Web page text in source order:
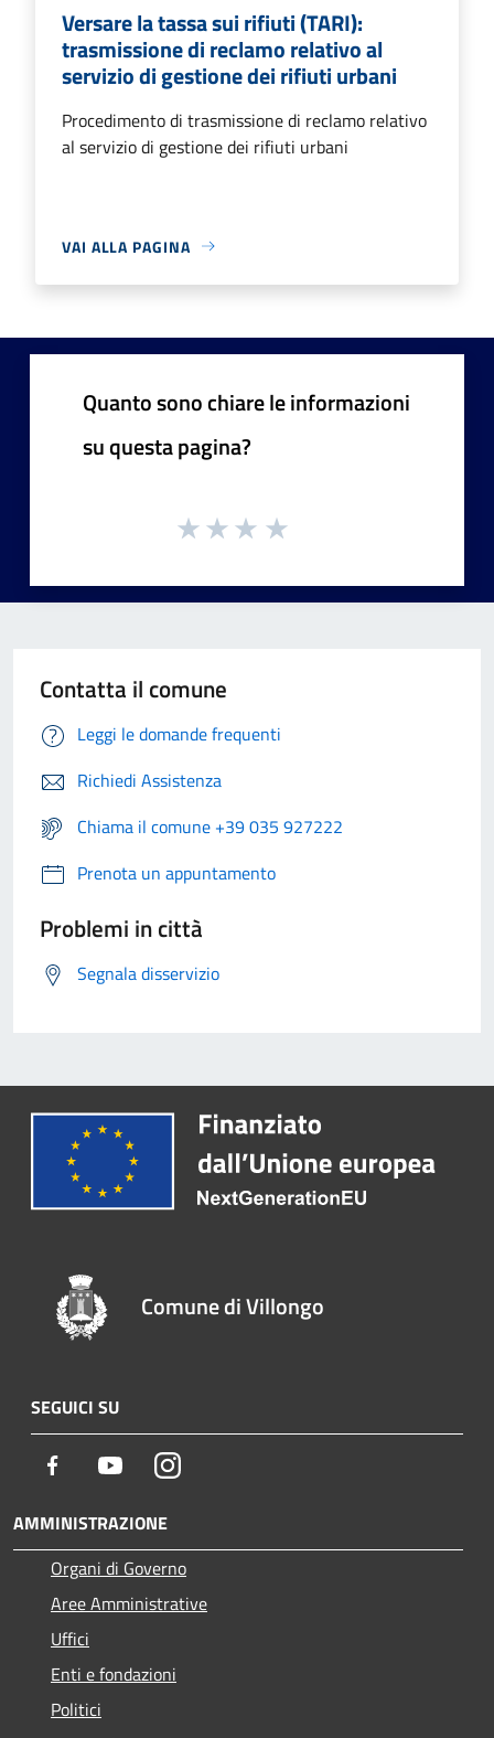
Versare la tassa sui rifiuti (TARI):
trasmissione di reclamo relativo al
servizio di gestione dei rifiuti urbani
Procedimento di trasmissione di reclamo relativo
al servizio di gestione dei rifiuti urbani
VAI ALLA PAGINA
Quanto sono chiare le informazioni
su questa pagina?
Contatta il comune
Leggi le domande frequenti
Richiedi Assistenza
Chiama il comune +39 035 927222
Prenota un appuntamento
Problemi in città
Segnala disservizio
Comune di Villongo
SEGUICI SU
Facebook YoutubeInstagram
AMMINISTRAZIONE
Organi di Governo
Aree Amministrative
Uffici
Enti e fondazioni
Politici